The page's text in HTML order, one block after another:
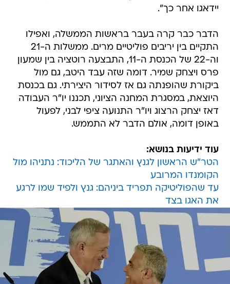
יידאגו אחר כך".
הדבר כבר קרה בעבר בראשות הממשלה, ואפילו
התקיים בין יריבים פוליטיים מרים. ממשלות ה-21
וה-22 של הכנסת ה-11, התבצעה רוטציה בין שמעון
פרס ויצחק שמיר. דומה שזה עבד היטב, גם מול
ביקורת שהופנתה גם אז לסידור היצירתי. גם בכנסת
היוצאת, במסגרת המחנה הציוני, תכננו יו"ר העבודה
דאז יצחק הרצוג ויו"ר התנועה ציפי לבני, לפעול
באופן דומה, אולם הדבר לא התממש.
עוד ידיעות בנושא:
הטר"ש הראשון לגנץ והאתגר של הליכוד: נתניהו מול
הקומנדו המרובע
עד שהפוליטיקה תפריד ביניהם: גנץ ולפיד שמו לרגע
את האגו בצד